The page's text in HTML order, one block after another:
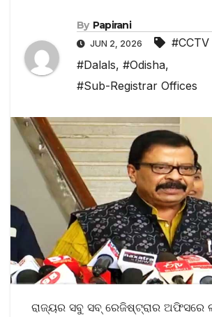
By Papirani
JUN 2, 2026
#Dalals, #Odisha,
#Sub-Registrar Offices
ରାଜ୍ୟର ସବୁ ସବ୍‌ ରେଜିଷ୍ଟ୍ରାର ଅଫିସରେ